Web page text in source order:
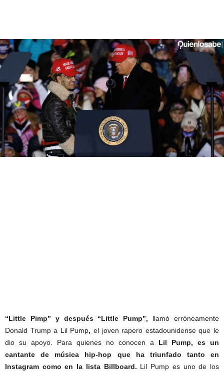
“Little Pimp” y después “Little Pump”, llamó erróneamente
Donald Trump a Lil Pump, el joven rapero estadounidense que le
dio su apoyo. Para quienes no conocen a Lil Pump, es un
cantante de música hip-hop que ha triunfado tanto en
Instagram como en la lista Billboard. Lil Pump es uno de los